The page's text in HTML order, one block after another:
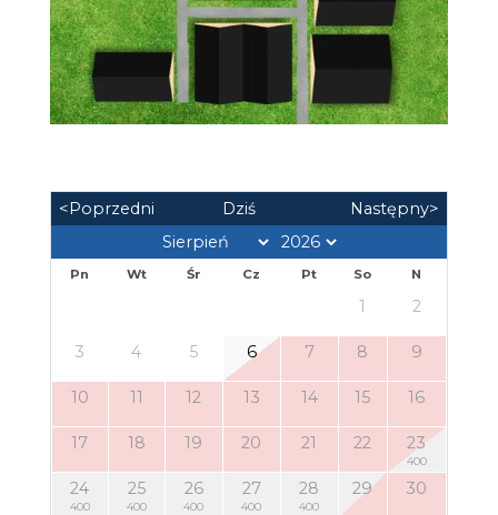
<Poprzedni Dziś Następny>
Pn Wt Śr Cz Pt So N
1 2
3 4 5 6 7 8 9
10 11 12 13 14 15 16
17 18 19 20 21 22 23
400
24
400
25
400
26
400
27
400
28
400
29 30